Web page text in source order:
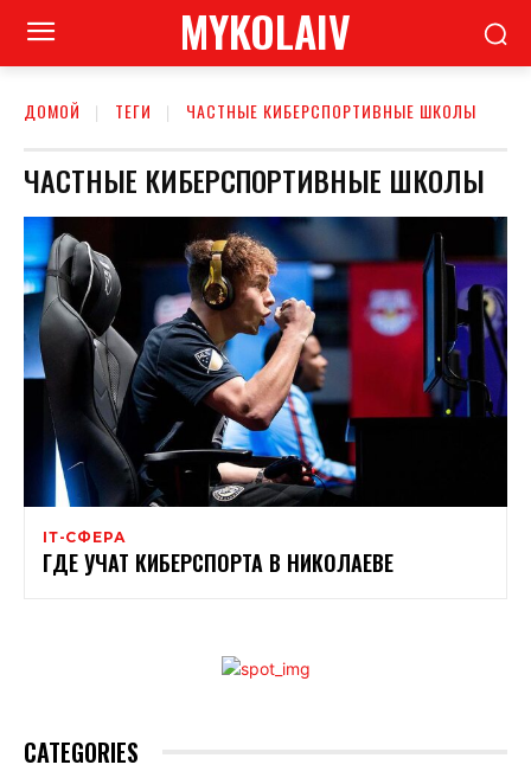
MYKOLAIV
ДОМОЙ ТЕГИ ЧАСТНЫЕ КИБЕРСПОРТИВНЫЕ ШКОЛЫ
ЧАСТНЫЕ КИБЕРСПОРТИВНЫЕ ШКОЛЫ
ІТ-СФЕРА
ГДЕ УЧАТ КИБЕРСПОРТА В НИКОЛАЕВЕ
CATEGORIES